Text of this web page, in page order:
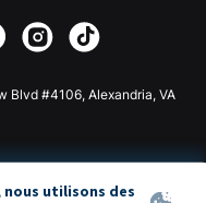
Blvd #4106, Alexandria, VA
utilisons des